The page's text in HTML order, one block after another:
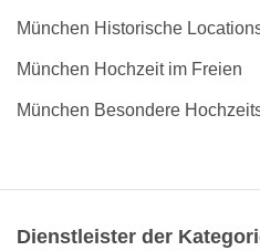
München Historische
München Hochzeit im Freien
München Besondere
Dienstleister der